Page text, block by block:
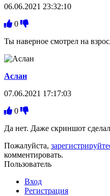
06.06.2021 23:32:10
0
Ты наверное смотрел на
Аслан
07.06.2021 17:17:03
0
Да нет. Даже скриншот
Пожалуйста,
комментировать.
Пользователь
Вход
Регистрация